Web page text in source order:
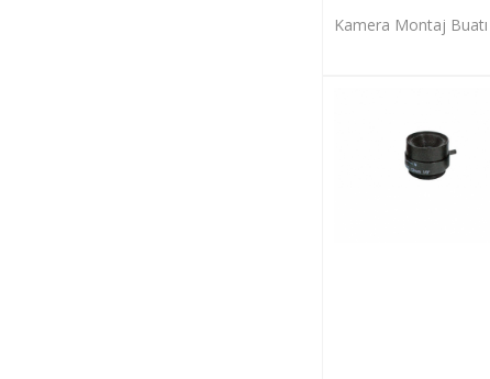
Kamera Montaj Buatı